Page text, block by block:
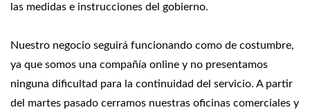
las medidas e instrucciones del gobierno.
Nuestro negocio seguirá funcionando como de costumbre,
ya que somos una compañía online y no presentamos
ninguna dificultad para la continuidad del servicio. A partir
del martes pasado cerramos nuestras oficinas comerciales y